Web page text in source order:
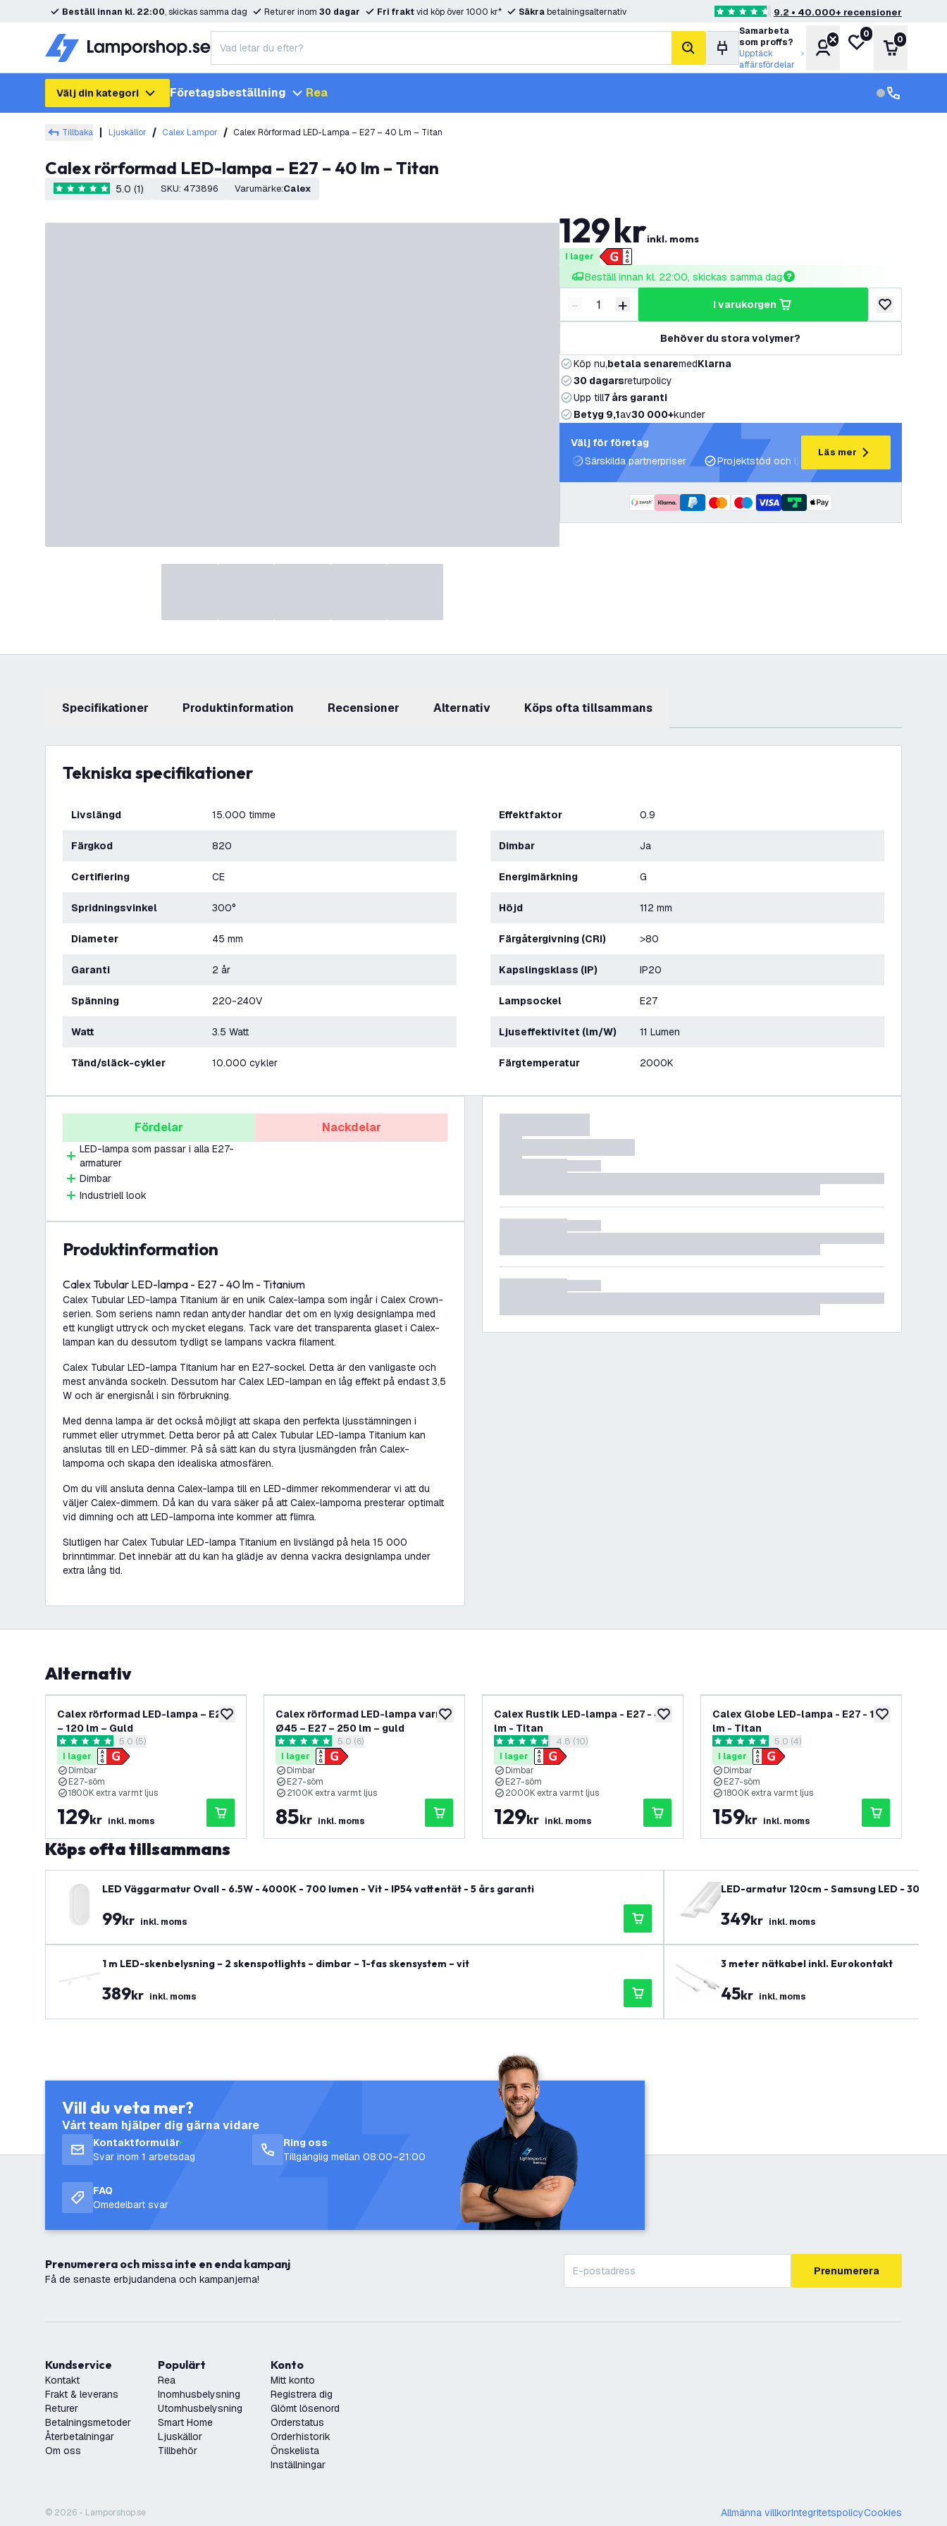
Beställ innan kl. 22:00, skickas samma dag Returer inom 30 dagar Fri fraktvid köp över 1000 kr* Säkrabetalningsalternativ 4.6 stjärnbetyg9.2 • 40.000+ recensioner
sök
Samarbeta
som proffs?
Upptäck
affärsfördelar
KontoMin önskelista
0
Varukorg
0
Välj din kategori Företagsbeställning Rea kundservice
kundservice
Tillbaka Ljuskällor Calex Lampor Calex Rörformad LED-Lampa – E27 – 40 Lm – Titan
Calex rörformad LED-lampa – E27 – 40 lm – Titan
5 stjärnbetyg 5.0 (1) SKU: 473896 Varumärke: Calex
129krinkl. moms
I lager
Beställ innan kl. 22:00, skickas samma dag
Minska antal
- Öka antal
+ i varukorgen
lägg till i
Behöver du stora volymer?
Köp nu,betala senaremedKlarna
30 dagarsreturpolicy
Upp till7 års garanti
Betyg 9,1av30 000+kunder
Välj för företag
Särskilda partnerpriser
Projektstöd och ljusplaner
Läs mer
Specifikationer produktinformation recensioner Alternativ Köps ofta tillsammans
Tekniska specifikationer
Livslängd 15.000 timme
Färgkod 820
Certifiering CE
Spridningsvinkel 300°
Diameter 45 mm
Garanti 2 år
Spänning 220-240V
Watt 3.5 Watt
Tänd/släck-cykler 10.000 cykler
Effektfaktor 0.9
Dimbar Ja
Energimärkning G
Höjd 112 mm
Färgåtergivning (CRI) >80
Kapslingsklass (IP) IP20
Lampsockel E27
Ljuseffektivitet (lm/W) 11 Lumen
Färgtemperatur 2000K
Fördelar
LED-lampa som passar i alla E27-
armaturer
Dimbar
Industriell look
Nackdelar
produktinformation
Calex Tubular LED-lampa - E27 - 40 lm - Titanium
Calex Tubular LED-lampa Titanium är en unik Calex-lampa som ingår i Calex Crown-
serien. Som seriens namn redan antyder handlar det om en lyxig designlampa med
ett kungligt uttryck och mycket elegans. Tack vare det transparenta glaset i Calex-
lampan kan du dessutom tydligt se lampans vackra filament.
Calex Tubular LED-lampa Titanium har en E27-sockel. Detta är den vanligaste och
mest använda sockeln. Dessutom har Calex LED-lampan en låg effekt på endast 3,5
W och är energisnål i sin förbrukning.
Med denna lampa är det också möjligt att skapa den perfekta ljusstämningen i
rummet eller utrymmet. Detta beror på att Calex Tubular LED-lampa Titanium kan
anslutas till en LED-dimmer. På så sätt kan du styra ljusmängden från Calex-
lamporna och skapa den idealiska atmosfären.
Om du vill ansluta denna Calex-lampa till en LED-dimmer rekommenderar vi att du
väljer Calex-dimmern. Då kan du vara säker på att Calex-lamporna presterar optimalt
vid dimning och att LED-lamporna inte kommer att flimra.
Slutligen har Calex Tubular LED-lampa Titanium en livslängd på hela 15 000
brinntimmar. Det innebär att du kan ha glädje av denna vackra designlampa under
extra lång tid.
Alternativ
lägg till i önskelistan
Calex rörformad LED-lampa – E27
– 120 lm – Guld
öppna recensionspanel
5 stjärnbetyg 5.0 (5)
I lager
Dimbar
E27-söm
1800K extra varmt ljus
129kr inkl. moms
lägg till i önskelistan
Calex rörformad LED-lampa varm
Ø45 – E27 – 250 lm – guld
öppna recensionspanel
5 stjärnbetyg 5.0 (6)
I lager
Dimbar
E27-söm
2100K extra varmt ljus
85kr inkl. moms
lägg till i önskelistan
Calex Rustik LED-lampa - E27 - 40
lm - Titan
öppna recensionspanel
4.8 stjärnbetyg4.8 (10)
I lager
Dimbar
E27-söm
2000K extra varmt ljus
129kr inkl. moms
lägg till i
Calex Globe LED-lampa - E27 - 136
lm - Titan
öppna recensionspanel
5 stjärnbetyg 5.0 (4)
I lager
Dimbar
E27-söm
1800K extra varmt ljus
159kr inkl. moms
Köps ofta tillsammans
LED Väggarmatur Ovall - 6.5W - 4000K - 700 lumen - Vit - IP54 vattentät - 5 års garanti
99kr inkl. moms
1 m LED-skenbelysning – 2 skenspotlights – dimbar – 1-fas skensystem – vit
389kr inkl. moms
LED-armatur 120cm - Samsung LED - 30W
349kr inkl. moms
3 meter nätkabel inkl. Eurokontakt
45kr inkl. moms
Vill du veta mer?
Vårt team hjälper dig gärna vidare
Kontaktformulär
Svar inom 1 arbetsdag
Ring oss
Tillgänglig mellan 08:00–21:00
FAQ
Omedelbart svar
Prenumerera och missa inte en enda kampanj
Få de senaste erbjudandena och kampanjerna!
Prenumerera
Kundservice
Kontakt
Frakt & leverans
Returer
Betalningsmetoder
Återbetalningar
Om oss
Populärt
Rea
Inomhusbelysning
Utomhusbelysning
Smart Home
Ljuskällor
Tillbehör
Konto
Mitt konto
Registrera dig
Glömt lösenord
Orderstatus
Orderhistorik
Önskelista
Inställningar
© 2026 - Lamporshop.se Allmänna villkorIntegritetspolicyCookies